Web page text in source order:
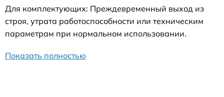
Для комплектующих: Преждевременный выход из
строя, утрата работоспособности или техническим
параметрам при нормальном использовании.
Показать полностью